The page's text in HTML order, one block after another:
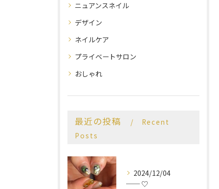
ニュアンスネイル
デザイン
ネイルケア
プライベートサロン
おしゃれ
最近の投稿
Recent
Posts
2024/12/04
── ♡